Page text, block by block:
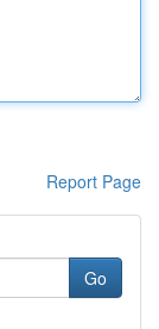
Report Page
Go